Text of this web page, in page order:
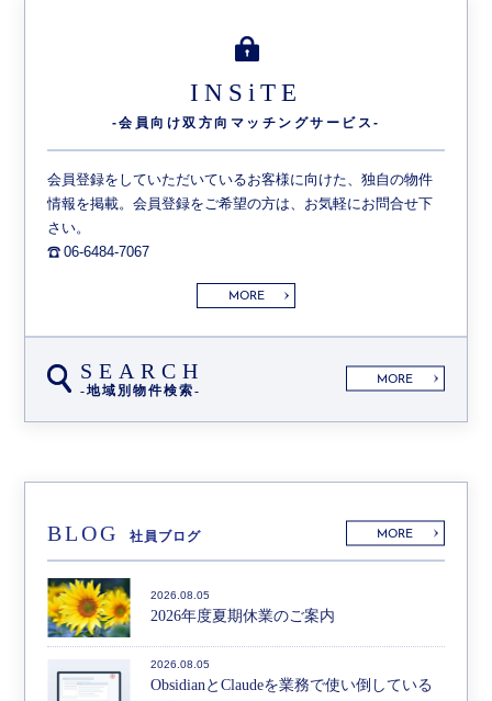
INSiTE
-会員向け双方向 マッチングサービス-
会員登録をしていただいているお客様に向けた、独自の物件
情報を掲載。会員登録をご希望の方は、お気軽にお問合せ下
さい。
06-6484-7067
MORE
SEARCH
-地域別物件検索-
MORE
BLOG 社員ブログ MORE
2026.08.05
2026年度夏期休業のご案内
2026.08.05
ObsidianとClaudeを業務で使い倒している